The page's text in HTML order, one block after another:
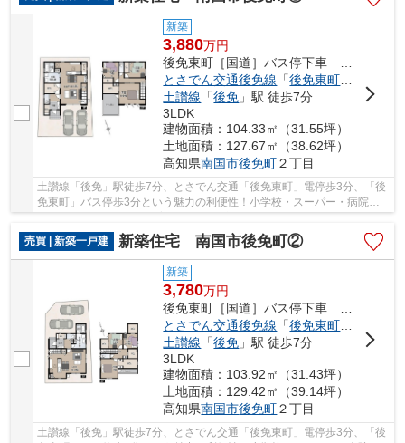
新築
3,880万円
後免東町［国道］バス停下車 徒歩3分
とさでん交通後免線 「後免東町」駅 徒歩3
土讃線 「後免 」駅 徒歩7分
3LDK
建物面積：104.33㎡（31.55坪）
土地面積：127.67㎡（38.62坪）
高知県南国市後免町２丁目
土讃線「後免」駅徒歩7分、とさでん交通「後免東町」電停歩3分、「後
免東町」バス停歩3分という魅力の利便性！小学校・スーパー・病院が
売買 | 新築一戸建
新築住宅 南国市後免町②
新築
3,780万円
後免東町［国道］バス停下車 徒歩3分
とさでん交通後免線 「後免東町」駅 徒歩3
土讃線 「後免 」駅 徒歩7分
3LDK
建物面積：103.92㎡（31.43坪）
土地面積：129.42㎡（39.14坪）
高知県南国市後免町２丁目
土讃線「後免」駅徒歩7分、とさでん交通「後免東町」電停歩3分、「後